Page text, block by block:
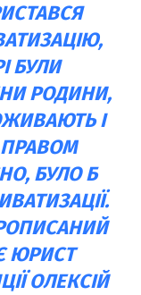
БУЛИ
РОДИНИ,
І
БУЛО Б
ЮРИСТ
ОЛЕКСІЙ